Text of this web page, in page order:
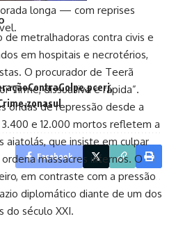
longa — com reprises
pcerj
zonasul
Facebook
de metralhadoras contra civis e
em hospitais e necrotérios,
O procurador de Teerã
“firme, dissuasiva e rápida”.
ondas de repressão desde a
e 12.000 mortos refletem a
que insiste em culpar
massacres internos. O
em contraste com a pressão
diplomático diante de um dos
do século XXI.